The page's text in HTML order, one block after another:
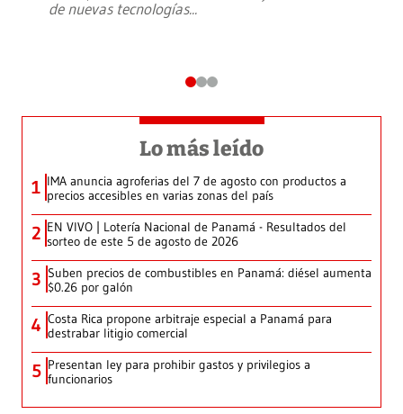
de nuevas tecnologías...
Lo más leído
1 IMA anuncia agroferias del 7 de agosto con productos a
precios accesibles en varias zonas del país
2 EN VIVO | Lotería Nacional de Panamá - Resultados del
sorteo de este 5 de agosto de 2026
3 Suben precios de combustibles en Panamá: diésel aumenta
$0.26 por galón
4 Costa Rica propone arbitraje especial a Panamá para
destrabar litigio comercial
5 Presentan ley para prohibir gastos y privilegios a
funcionarios